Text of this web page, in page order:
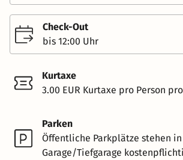
Check-Out
bis 12:00 Uhr
Kurtaxe
3.00 EUR Kurtaxe pro Person
Parken
Öffentliche Parkplätze stehen
Garage/Tiefgarage